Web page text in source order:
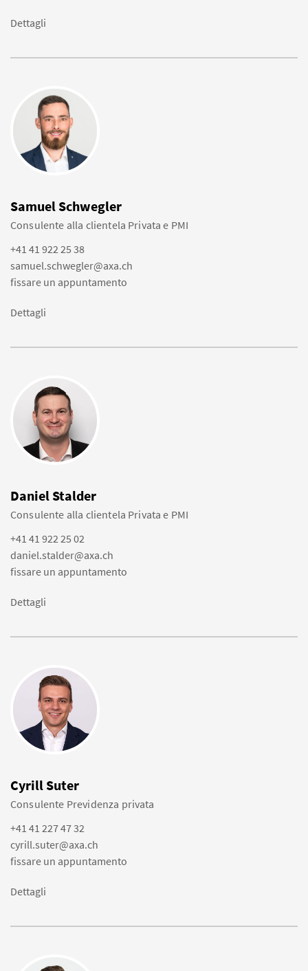
Dettagli
Samuel Schwegler
Consulente alla clientela Privata e PMI
+41 41 922 25 38
samuel.schwegler@axa.ch
fissare un appuntamento
Dettagli
Daniel Stalder
Consulente alla clientela Privata e PMI
+41 41 922 25 02
daniel.stalder@axa.ch
fissare un appuntamento
Dettagli
Cyrill Suter
Consulente Previdenza privata
+41 41 227 47 32
cyrill.suter@axa.ch
fissare un appuntamento
Dettagli